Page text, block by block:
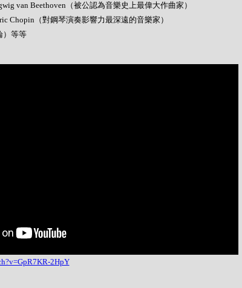
van Beethoven（被公認為音樂史上最偉大作曲家）
Chopin（對鋼琴演奏影響力最深遠的音樂家）
）等等
2HpY